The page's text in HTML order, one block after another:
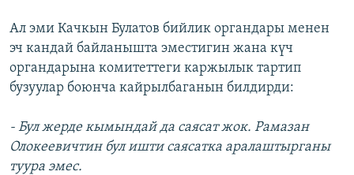
Ал эми Качкын Булатов бийлик органдары менен
эч кандай байланышта эместигин жана күч
органдарына комитеттеги каржылык тартип
бузуулар боюнча кайрылбаганын билдирди:
- Бул жерде кымындай да саясат жок. Рамазан
Олокеевичтин бул ишти саясатка аралаштырганы
туура эмес.